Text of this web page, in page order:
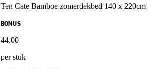
Ten Cate Bamboe zomerdekbed 140 x 220cm
BONUS
44.00
per stuk